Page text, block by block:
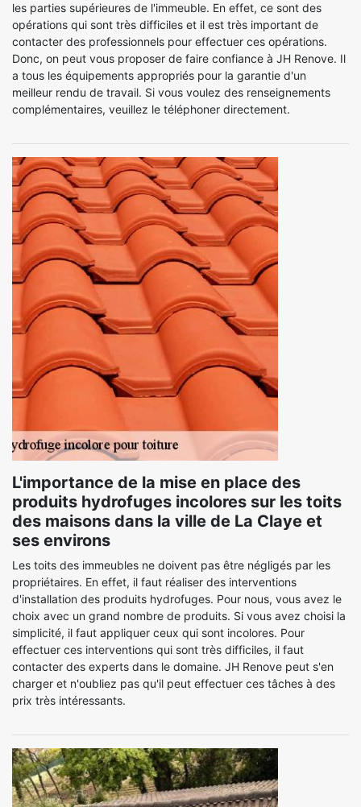
les parties supérieures de l'immeuble. En effet, ce sont des
opérations qui sont très difficiles et il est très important de
contacter des professionnels pour effectuer ces opérations.
Donc, on peut vous proposer de faire confiance à JH Renove. Il
a tous les équipements appropriés pour la garantie d'un
meilleur rendu de travail. Si vous voulez des renseignements
complémentaires, veuillez le téléphoner directement.
L'importance de la mise en place des
produits hydrofuges incolores sur les toits
des maisons dans la ville de La Claye et
ses environs
Les toits des immeubles ne doivent pas être négligés par les
propriétaires. En effet, il faut réaliser des interventions
d'installation des produits hydrofuges. Pour nous, vous avez le
choix avec un grand nombre de produits. Si vous avez choisi la
simplicité, il faut appliquer ceux qui sont incolores. Pour
effectuer ces interventions qui sont très difficiles, il faut
contacter des experts dans le domaine. JH Renove peut s'en
charger et n'oubliez pas qu'il peut effectuer ces tâches à des
prix très intéressants.